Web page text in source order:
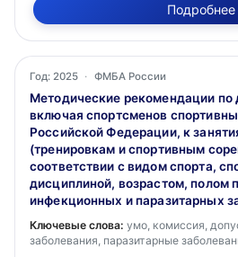
Подробнее
Год: 2025 · ФМБА России
Методические рекомендации по
включая спортсменов
Российской Федерации, к
(тренировкам и спортивным
соответствии с видом спорта,
дисциплиной, возрастом, полом
инфекционных и паразитарных
Ключевые слова: умо, комиссия,
заболевания, паразитарные